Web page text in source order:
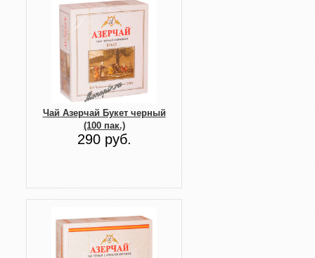
Чай Азерчай Букет черный
(100 пак.)
290 руб.